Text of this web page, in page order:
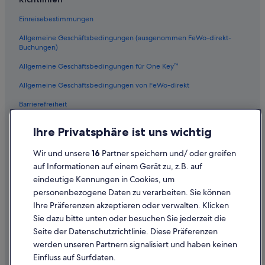
Hotels mit Kinderbetreuung in Wien
Independent Hotels in Wien
5-Sterne-Hotels in Wien
Hotels mit Parkplatz in Wien
Premier Resorts in Wien
Hotels mit Whirlpool in Innere Stadt
Hotels mit Sauna in Wien
Hotels nahe Rossauer Kaserne
Romantische in Wien
Boutique- in Wien
Wohnungen in Wien
Abenteuer in Wien
Einreisebestimmungen
Allgemeine Geschäftsbedingungen (ausgenommen FeWo-direkt-
Buchungen)
Allgemeine Geschäftsbedingungen für One Key™
Allgemeine Geschäftsbedingungen von FeWo-direkt
Barrierefreiheit
Inhaltsrichtlinien und Melden von Inhalten
Hilfe
Hilfe
Flug stornieren
Ihre Privatsphäre ist uns wichtig
Wir und unsere16 Partner speichern und/ oder greifen
auf Informationen auf einem Gerät zu, z.B. auf
eindeutige Kennungen in Cookies, um
personenbezogene Daten zu verarbeiten. Sie können
Ihre Präferenzen akzeptieren oder verwalten. Klicken
Sie dazu bitte unten oder besuchen Sie jederzeit die
Seite der Datenschutzrichtlinie. Diese Präferenzen
werden unseren Partnern signalisiert und haben keinen
Einfluss auf Surfdaten.